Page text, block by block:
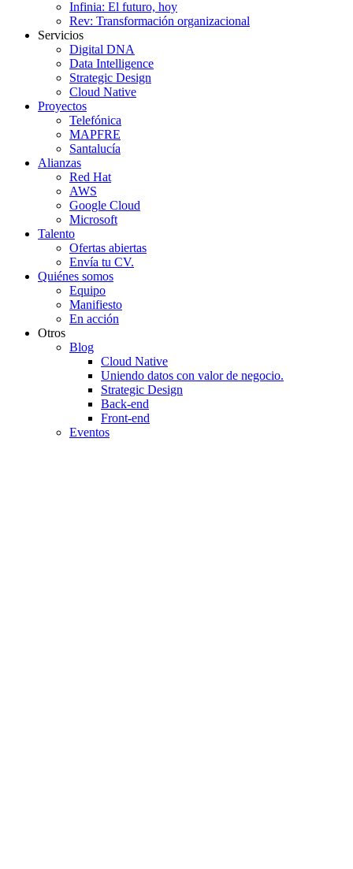
Infinia: El futuro, hoy
Rev: Transformación organizacional
Servicios
Digital DNA
Data Intelligence
Strategic Design
Cloud Native
Proyectos
Telefónica
MAPFRE
Santalucía
Alianzas
Red Hat
AWS
Google Cloud
Microsoft
Talento
Ofertas abiertas
Envía tu CV.
Quiénes somos
Equipo
Manifiesto
En acción
Otros
Blog
Cloud Native
Uniendo datos con valor de negocio.
Strategic Design
Back-end
Front-end
Eventos